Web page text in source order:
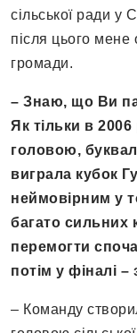
сільської ради у
після цього мене
громади.
– Знаю, що Ви
Як тільки в
головою,
виграла кубок
неймовірним у
багато сильних
перемогти
потім у фіналі –
– Команду